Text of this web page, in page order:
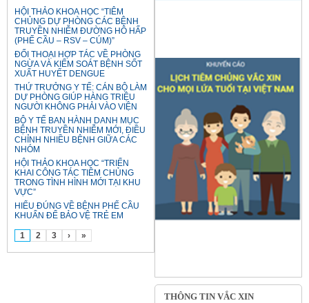
HỘI THẢO KHOA HỌC “TIÊM
CHỦNG DỰ PHÒNG CÁC BỆNH
TRUYỀN NHIỄM ĐƯỜNG HÔ HẤP
(PHẾ CẦU – RSV – CÚM)”
ĐỐI THOẠI HỢP TÁC VỀ PHÒNG
NGỪA VÀ KIỂM SOÁT BỆNH SỐT
XUẤT HUYẾT DENGUE
THỨ TRƯỞNG Y TẾ: CÁN BỘ LÀM
DỰ PHÒNG GIÚP HÀNG TRIỆU
NGƯỜI KHÔNG PHẢI VÀO VIỆN
BỘ Y TẾ BAN HÀNH DANH MỤC
BỆNH TRUYỀN NHIỄM MỚI, ĐIỀU
CHỈNH NHIỀU BỆNH GIỮA CÁC
NHÓM
HỘI THẢO KHOA HỌC “TRIỂN
KHAI CÔNG TÁC TIÊM CHỦNG
TRONG TÌNH HÌNH MỚI TẠI KHU
VỰC”
HIỂU ĐÚNG VỀ BỆNH PHẾ CẦU
KHUẨN ĐỂ BẢO VỆ TRẺ EM
1 2 3 › »
THÔNG TIN VẮC XIN